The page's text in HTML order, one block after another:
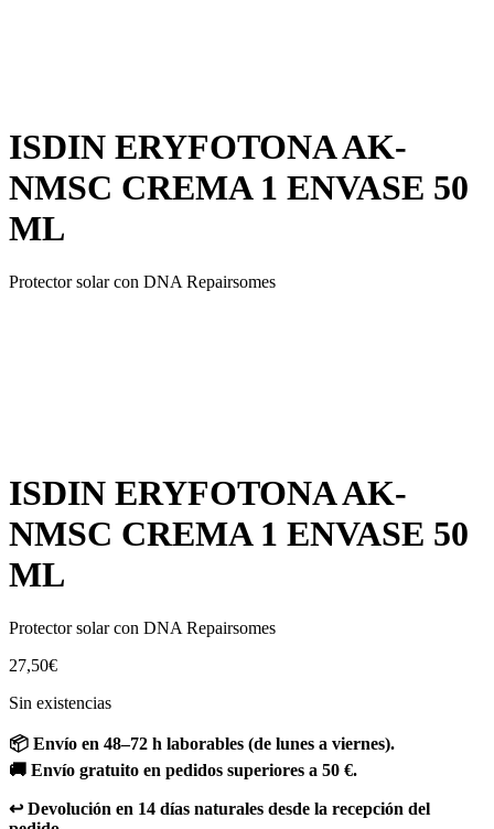
ISDIN ERYFOTONA AK-
NMSC CREMA 1 ENVASE 50
ML
Protector solar con DNA Repairsomes
ISDIN ERYFOTONA AK-
NMSC CREMA 1 ENVASE 50
ML
Protector solar con DNA Repairsomes
27,50€
Sin existencias
📦 Envío en 48–72 h laborables (de lunes a viernes).
🚚 Envío gratuito en pedidos superiores a 50 €.
↩️ Devolución en 14 días naturales desde la recepción del